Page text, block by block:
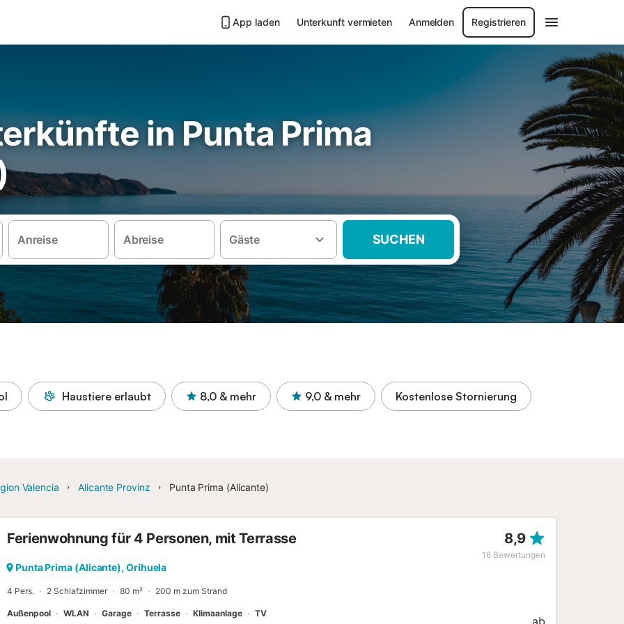
App laden Unterkunft vermieten Anmelden Registrieren
in Punta Prima
Anreise Abreise Gäste SUCHEN
Haustiere erlaubt 8,0 & mehr 9,0 & mehr Kostenlose Stornierung
Valencia Alicante Provinz Punta Prima (Alicante)
Ferienwohnung für 4 Personen, mit Terrasse 8,9
16 Bewertungen
Punta Prima (Alicante), Orihuela
4 Pers. 2 Schlafzimmer 80 m² 200 m zum Strand
Außenpool WLAN Garage Terrasse Klimaanlage TV
ab